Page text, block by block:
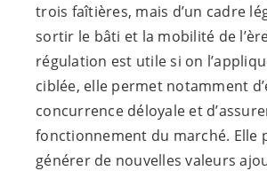
trois faîtières, mais d’un cadre
sortir le bâti et la mobilité de
régulation est utile si on
ciblée, elle permet notamment
concurrence déloyale et
fonctionnement du marché. Elle
générer de nouvelles valeurs